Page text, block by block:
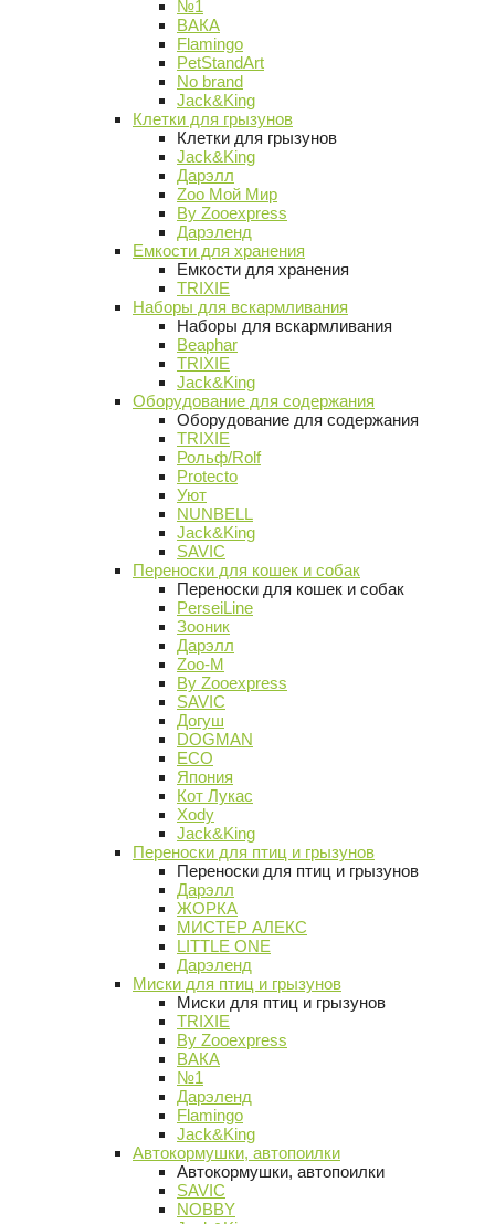
№1
ВАКА
Flamingo
PetStandArt
No brand
Jack&King
Клетки для грызунов
Клетки для грызунов
Jack&King
Дарэлл
Zoo Мой Мир
By Zooexpress
Дарэленд
Емкости для хранения
Емкости для хранения
TRIXIE
Наборы для вскармливания
Наборы для вскармливания
Beaphar
TRIXIE
Jack&King
Оборудование для содержания
Оборудование для содержания
TRIXIE
Рольф/Rolf
Protecto
Уют
NUNBELL
Jack&King
SAVIC
Переноски для кошек и собак
Переноски для кошек и собак
PerseiLine
Зооник
Дарэлл
Zoo-M
By Zooexpress
SAVIC
Догуш
DOGMAN
ECO
Япония
Кот Лукас
Xody
Jack&King
Переноски для птиц и грызунов
Переноски для птиц и грызунов
Дарэлл
ЖОРКА
МИСТЕР АЛЕКС
LITTLE ONE
Дарэленд
Миски для птиц и грызунов
Миски для птиц и грызунов
TRIXIE
By Zooexpress
ВАКА
№1
Дарэленд
Flamingo
Jack&King
Автокормушки, автопоилки
Автокормушки, автопоилки
SAVIC
NOBBY